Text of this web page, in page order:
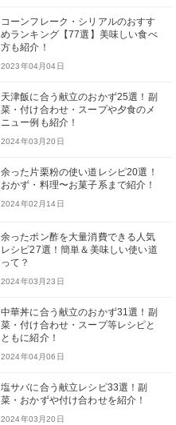
コーンフレーク・シリアルのおすす
めランキング【77選】美味しい食べ
方も紹介！
2023年04月04日
天津飯に合う献立のおかず25選！副
菜・付け合わせ・スープや夕食のメ
ニュー例も紹介！
2024年03月20日
余った片栗粉の使い道レシピ20選！
おかず・料理〜お菓子系まで紹介！
2024年02月14日
余ったポン酢を大量消費できる人気
レシピ27選！簡単＆美味しい使い道
って？
2024年03月23日
中華丼に合う献立のおかず31選！副
菜・付け合わせ・スープ等レシピと
ともに紹介！
2024年04月06日
塩サバに合う献立レシピ33選！副
菜・おかずや付け合わせを紹介！
2024年03月20日